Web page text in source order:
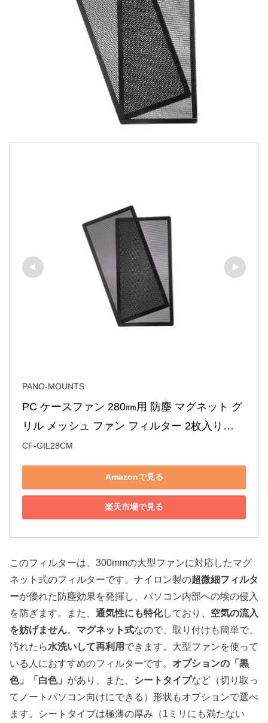
PANO-MOUNTS
PC ケースファン 280㎜用 防塵 マグネット グ
リル メッシュ ファン フィルター 2枚入り…
CF-GIL28CM
Amazonで見る
楽天市場で見る
このフィルターは、300mmの大型ファンに対応したマグ
ネット式のフィルターです。ナイロン製の超微細フィルタ
ーが優れた防塵効果を発揮し、パソコン内部への埃の侵入
を防ぎます。また、 通気性にも特化しており、 空気の流入
を妨げません。 マグネット式なので、取り付けも簡単で、
汚れたら水洗いして再利用 できます。大型ファンを使って
いる人におすすめのフィルターです。 オプションの「黒
色」「白色」 があり、また、 シートタイプなど（切り取っ
てノートパソコン向けにできる）形状もオプションで選べ
ます。シートタイプは極薄の厚み（1ミリにも満たない